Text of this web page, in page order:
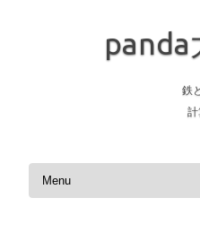
panda
鉄
計
Skip to content